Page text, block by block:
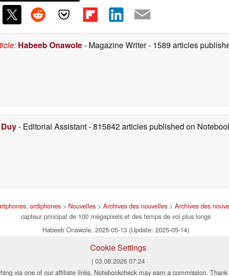
: Habeeb Onawole- Magazine Writer- 1589 articles
- Editorial Assistant- 815842 articles published on
ordiphones > Nouvelles > Archives des nouvelles > Archives des
capteur principal de 100 mégapixels et des temps de vol plus longs
Habeeb Onawole, 2025-05-13 (Update: 2025-05-14)
Cookie Settings
| 03.08.2026 07:24
via one of our affiliate links, Notebookcheck may earn a commission.